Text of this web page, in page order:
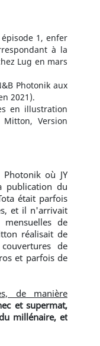
1, enfer
à la
Lug en mars
Photonik aux
2021).
en illustration
Version
où JY
publication du
était parfois
et il n'arrivait
de
réalisait de
de
et parfois de
de manière
et supermat,
millénaire, et